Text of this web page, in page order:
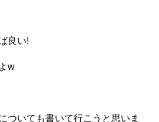
良い!
w
ついても書いて行こうと思いま